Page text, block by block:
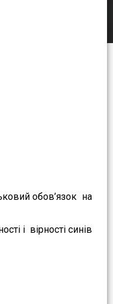
обов’язок на
і вірності синів